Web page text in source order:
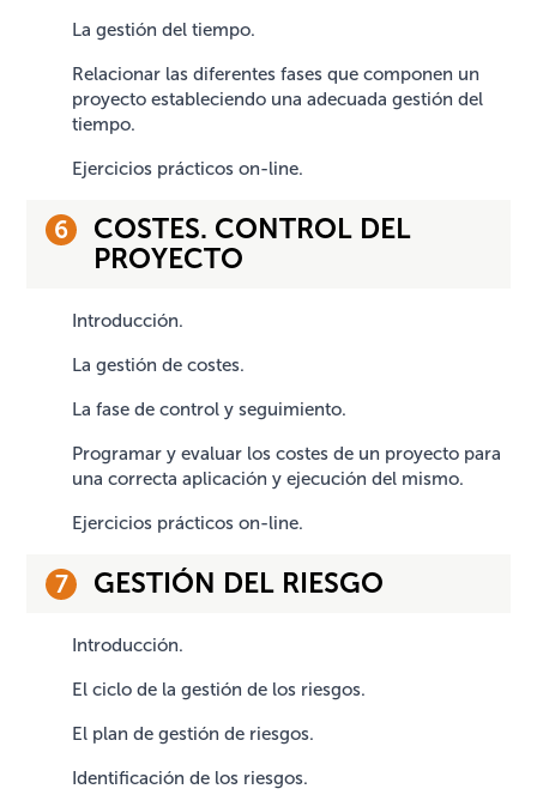
La gestión del tiempo.
Relacionar las diferentes fases que componen un
proyecto estableciendo una adecuada gestión del
tiempo.
Ejercicios prácticos on-line.
COSTES. CONTROL DEL
PROYECTO
Introducción.
La gestión de costes.
La fase de control y seguimiento.
Programar y evaluar los costes de un proyecto para
una correcta aplicación y ejecución del mismo.
Ejercicios prácticos on-line.
GESTIÓN DEL RIESGO
Introducción.
El ciclo de la gestión de los riesgos.
El plan de gestión de riesgos.
Identificación de los riesgos.